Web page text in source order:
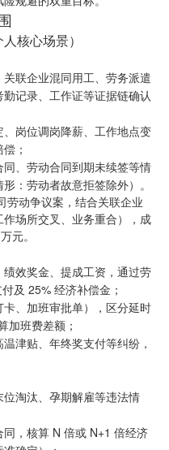
核心场景）
联企业混同用工、劳务派遣
记录、工作证等证据链确认
岗位调岗降薪、工作地点变
；
、劳动合同到期未续签等情
：劳动者故意拒签除外）。
动争议案，结合关联企业
场所交叉、业务重合），成
元。
效奖金、提成工资，通过劳
及 25% 经济补偿金；
、加班审批单），区分延时
加班费差额；
津贴、年终奖支付等纠纷，
淘汰、孕期解雇等违法情
，核算 N 倍或 N+1 倍经济